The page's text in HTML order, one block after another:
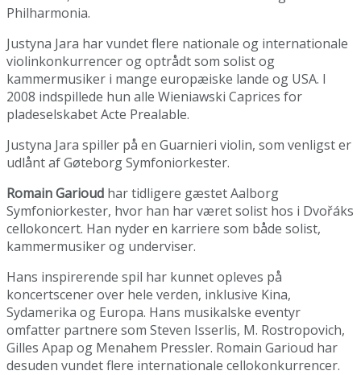
Philharmonia.
Justyna Jara har vundet flere nationale og internationale
violinkonkurrencer og optrådt som solist og
kammermusiker i mange europæiske lande og USA. I
2008 indspillede hun alle Wieniawski Caprices for
pladeselskabet Acte Prealable.
Justyna Jara spiller på en Guarnieri violin, som venligst er
udlånt af Gøteborg Symfoniorkester.
Romain Garioud har tidligere gæstet Aalborg
Symfoniorkester, hvor han har været solist hos i Dvořáks
cellokoncert. Han nyder en karriere som både solist,
kammermusiker og underviser.
Hans inspirerende spil har kunnet opleves på
koncertscener over hele verden, inklusive Kina,
Sydamerika og Europa. Hans musikalske eventyr
omfatter partnere som Steven Isserlis, M. Rostropovich,
Gilles Apap og Menahem Pressler. Romain Garioud har
desuden vundet flere internationale cellokonkurrencer.